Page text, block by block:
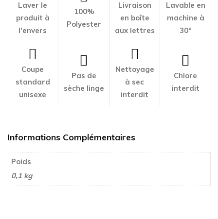
Laver le
produit à
l'envers
100%
Polyester
Livraison
en boîte
aux lettres
Lavable en
machine à
30°
Coupe
standard
unisexe
Pas de
sèche linge
Nettoyage
à sec
interdit
Chlore
interdit
Informations Complémentaires
Poids
0,1 kg